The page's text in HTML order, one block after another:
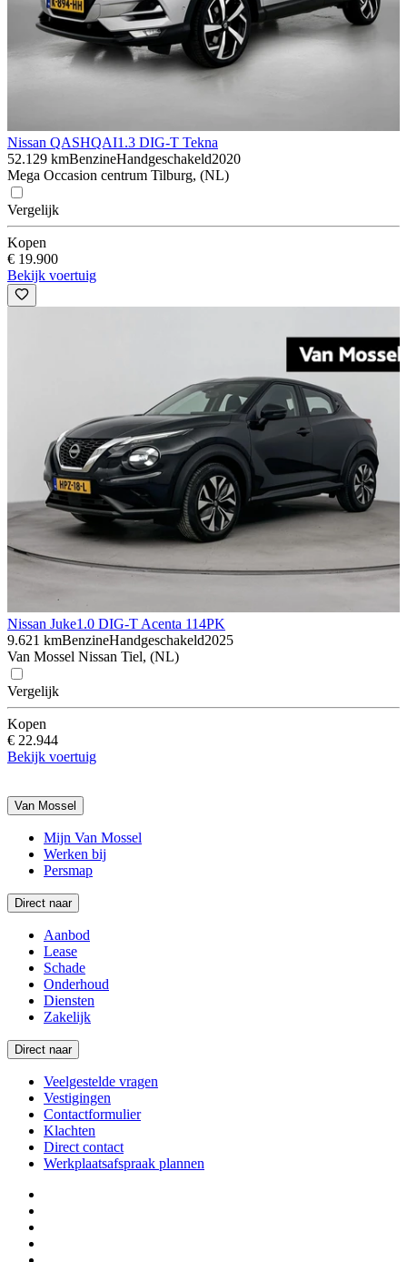
Nissan QASHQAI1.3 DIG-T Tekna
52.129 kmBenzineHandgeschakeld2020
Mega Occasion centrum Tilburg, (NL)
Vergelijk
Kopen
€ 19.900
Bekijk voertuig
Nissan Juke1.0 DIG-T Acenta 114PK
9.621 kmBenzineHandgeschakeld2025
Van Mossel Nissan Tiel, (NL)
Vergelijk
Kopen
€ 22.944
Bekijk voertuig
Van Mossel
Mijn Van Mossel
Werken bij
Persmap
Direct naar
Aanbod
Lease
Schade
Onderhoud
Diensten
Zakelijk
Direct naar
Veelgestelde vragen
Vestigingen
Contactformulier
Klachten
Direct contact
Werkplaatsafspraak plannen